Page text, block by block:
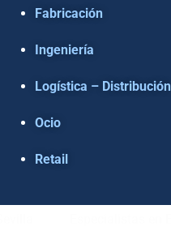
Fabricación
Ingeniería
Logística – Distribución
Ocio
Retail